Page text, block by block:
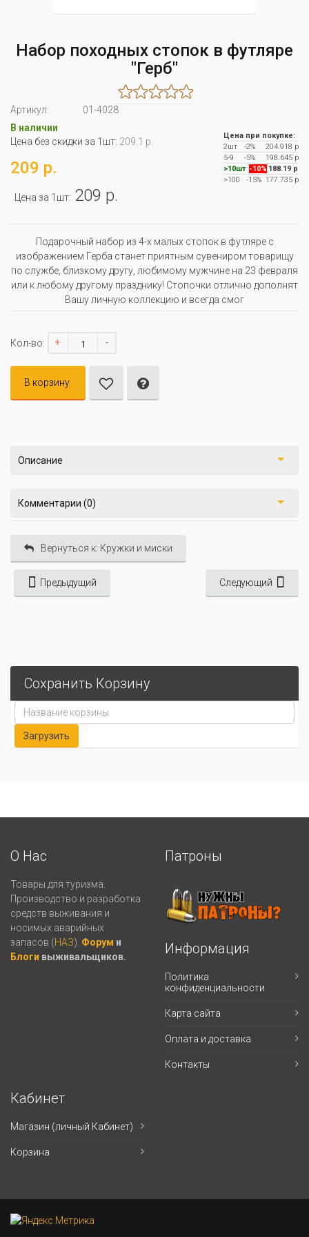
Набор походных стопок в футляре
"Герб"
Артикул:
01-4028
В наличии
Цена без скидки за 1шт: 209.1 р.
209 р.
Цена за 1шт: 209 р.
Цена при покупке:
2шт
-2%
204.918 р
5-9
-5%
198.645 р
>10шт -10% 188.19 р
>100
-15% 177.735 р
Подарочный набор из 4-х малых стопок в футляре с
изображением Герба станет приятным сувениром товарищу
по службе, близкому другу, любимому мужчине на 23 февраля
или к любому другому празднику! Стопочки отлично дополнят
Вашу личную коллекцию и всегда смог
Кол-во: + -
В корзину
Описание
Комментарии (0)
Вернуться к: Кружки и миски
Предыдущий Следующий
Сохранить Корзину
О Нас
Товары для туризма.
Производство и разработка
средств выживания и
носимых аварийных
запасов (НАЗ). Форум и
Блоги выживальщиков.
Патроны
Информация
Политика
конфиденциальности
Карта сайта
Оплата и доставка
Контакты
Кабинет
Магазин (личный Кабинет)
Корзина